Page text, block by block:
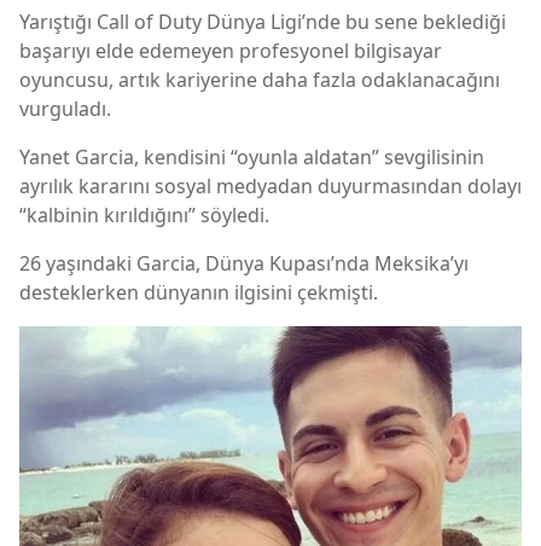
Yarıştığı Call of Duty Dünya Ligi’nde bu sene beklediği
başarıyı elde edemeyen profesyonel bilgisayar
oyuncusu, artık kariyerine daha fazla odaklanacağını
vurguladı.
Yanet Garcia, kendisini “oyunla aldatan” sevgilisinin
ayrılık kararını sosyal medyadan duyurmasından dolayı
“kalbinin kırıldığını” söyledi.
26 yaşındaki Garcia, Dünya Kupası’nda Meksika’yı
desteklerken dünyanın ilgisini çekmişti.